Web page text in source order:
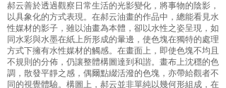
郝云善於透過觀察日常生活的光影變化，將事物的陰影，
以具象化的方式表現。在郝云油畫的作品中，總能看見水
性媒材的影子，雖以油畫為本體，卻以水性之姿呈現，如
同水彩與水墨在紙上所形成的暈邊，使色塊在獨特的處理
方式下擁有水性媒材的觸感。在畫面上，即使色塊不均且
不規則的分佈，仍讓整體構圖達到和諧。畫布上沈穩的色
調，散發平靜之感，偶爾點綴活潑的色塊，亦帶給觀者不
同的視覺體驗。構圖上，郝云並非單純以幾何形組成，在